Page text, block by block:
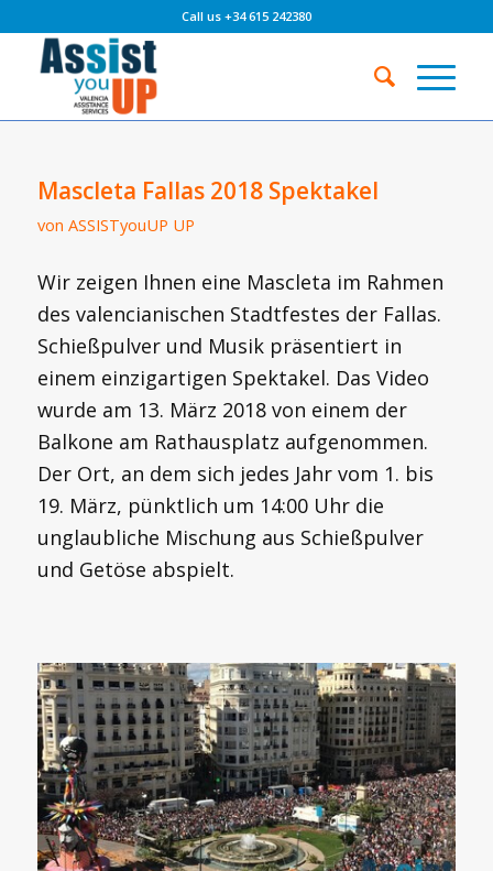
Call us +34 615 242380
Mascleta Fallas 2018 Spektakel
von ASSISTyouUP UP
Wir zeigen Ihnen eine Mascleta im Rahmen
des valencianischen Stadtfestes der Fallas.
Schießpulver und Musik präsentiert in
einem einzigartigen Spektakel. Das Video
wurde am 13. März 2018 von einem der
Balkone am Rathausplatz aufgenommen.
Der Ort, an dem sich jedes Jahr vom 1. bis
19. März, pünktlich um 14:00 Uhr die
unglaubliche Mischung aus Schießpulver
und Getöse abspielt.